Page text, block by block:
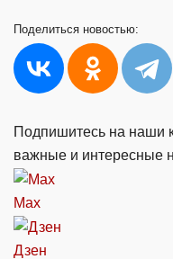
Поделиться новостью:
Подпишитесь на наши
важные и интересные
Max
Дзен